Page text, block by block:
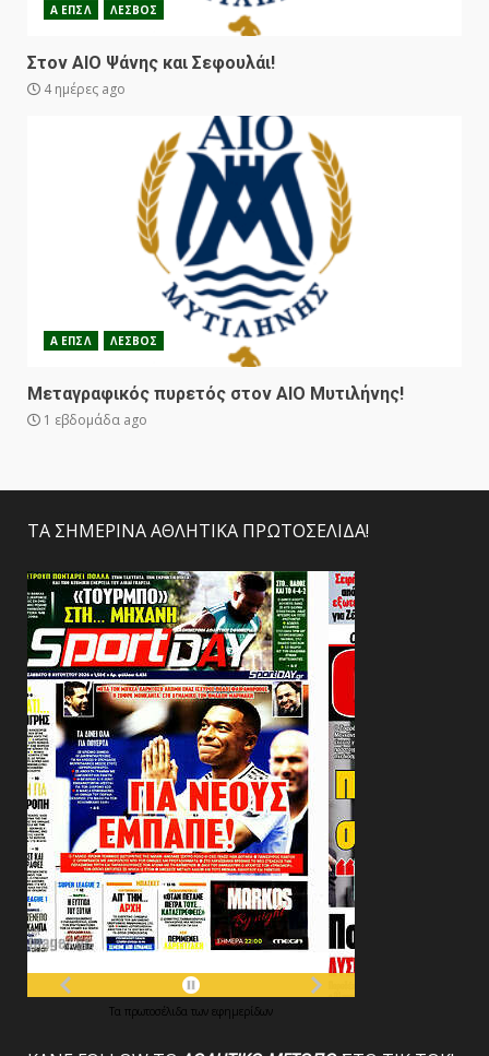
Α ΕΠΣΛ ΛΕΣΒΟΣ
Στον ΑΙΟ Ψάνης και Σεφουλάι!
4 ημέρες ago
Α ΕΠΣΛ ΛΕΣΒΟΣ
Μεταγραφικός πυρετός στον ΑΙΟ Μυτιλήνης!
1 εβδομάδα ago
ΤΑ ΣΗΜΕΡΙΝΑ ΑΘΛΗΤΙΚΑ ΠΡΩΤΟΣΕΛΙΔΑ!
Τα πρωτοσέλιδα των εφημερίδων